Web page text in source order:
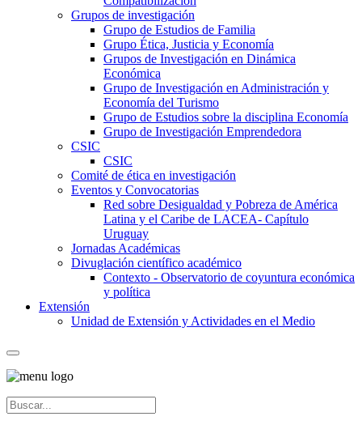
Grupos de investigación
Grupo de Estudios de Familia
Grupo Ética, Justicia y Economía
Grupos de Investigación en Dinámica
Económica
Grupo de Investigación en Administración y
Economía del Turismo
Grupo de Estudios sobre la disciplina Economía
Grupo de Investigación Emprendedora
CSIC
CSIC
Comité de ética en investigación
Eventos y Convocatorias
Red sobre Desigualdad y Pobreza de América
Latina y el Caribe de LACEA- Capítulo
Uruguay
Jornadas Académicas
Divuglación científico académico
Contexto - Observatorio de coyuntura económica
y política
Extensión
Unidad de Extensión y Actividades en el Medio